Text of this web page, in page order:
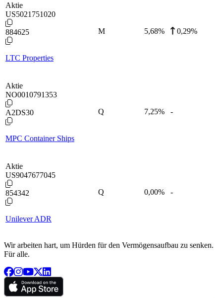
Aktie
US5021751020
884625
LTC Properties
M 5,68% 0,29%
Aktie
NO0010791353
A2DS30
MPC Container Ships
Q 7,25% -
Aktie
US9047677045
854342
Unilever ADR
Q 0,00% -
Wir arbeiten hart, um Hürden für den Vermögensaufbau zu senken.
Für alle.